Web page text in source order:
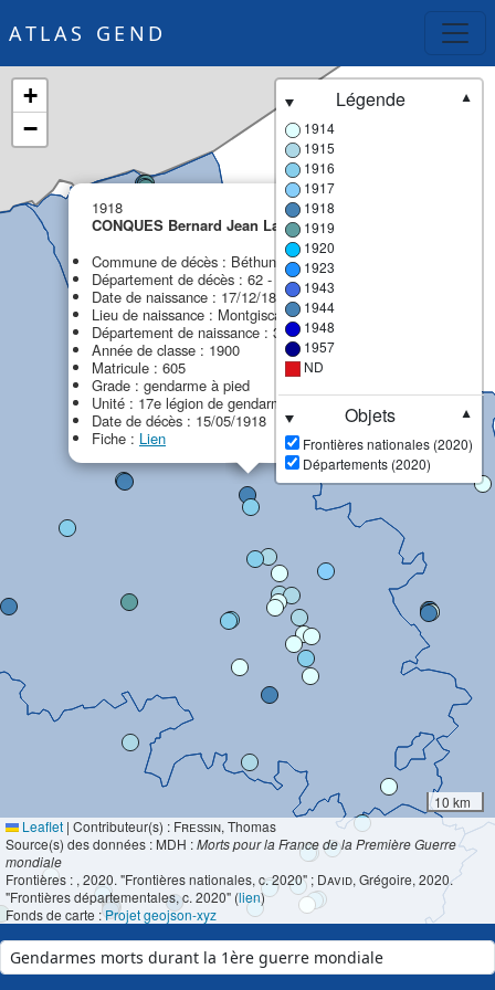
ATLAS GEND
1918
CONQUES Bernard Jean Laurens MPF
Commune de décès : Béthune
Département de décès : 62 - Pas-de-Calais
Date de naissance : 17/12/1880
Lieu de naissance : Montgiscard
Département de naissance : 31 - Haute-Garonne
Année de classe : 1900
Matricule : 605
Grade : gendarme à pied
Unité : 17e légion de gendarmerie (17e LG)
Date de décès : 15/05/1918
Fiche : Lien
+
−
Légende
▼
1914
1915
1916
1917
1918
1919
1920
1923
1943
1944
1948
1957
ND
Objets
▼
Frontières nationales (2020)
Départements (2020)
10 km
Leaflet | Contributeur(s) : Fressin, Thomas
Source(s) des données : MDH :Morts pour la France de la Première Guerre
mondiale
Frontières : , 2020. "Frontières nationales, c. 2020" ; David, Grégoire, 2020.
"Frontières départementales, c. 2020" (lien)
Fonds de carte :Projet geojson-xyz